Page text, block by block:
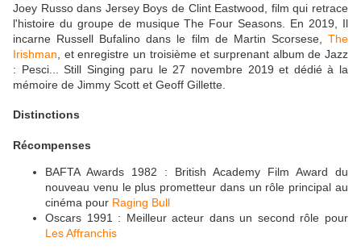
Joey Russo dans Jersey Boys de Clint Eastwood, film qui retrace
l'histoire du groupe de musique The Four Seasons. En 2019, Il
incarne Russell Bufalino dans le film de Martin Scorsese, The
Irishman , et enregistre un troisième et surprenant album de Jazz
: Pesci... Still Singing paru le 27 novembre 2019 et dédié à la
mémoire de Jimmy Scott et Geoff Gillette.
Distinctions
Récompenses
BAFTA Awards 1982 : British Academy Film Award du
nouveau venu le plus prometteur dans un rôle principal au
cinéma pour Raging Bull
Oscars 1991 : Meilleur acteur dans un second rôle pour
Les Affranchis